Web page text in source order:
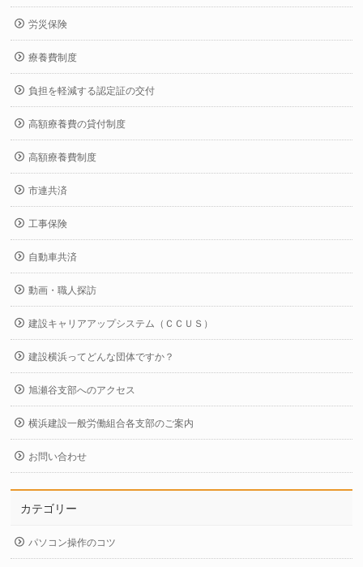
労災保険
療養費制度
負担を軽減する認定証の交付
高額療養費の貸付制度
高額療養費制度
市連共済
工事保険
自動車共済
動画・職人探訪
建設キャリアアップシステム（ＣＣＵＳ）
建設横浜ってどんな団体ですか？
旭瀬谷支部へのアクセス
横浜建設一般労働組合各支部のご案内
お問い合わせ
カテゴリー
パソコン操作のコツ